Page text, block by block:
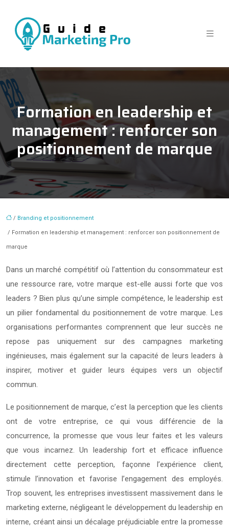
Formation en leadership et
management : renforcer son
positionnement de marque
/ Branding et positionnement
/ Formation en leadership et management : renforcer son positionnement de
marque
Dans un marché compétitif où l’attention du consommateur est
une ressource rare, votre marque est-elle aussi forte que vos
leaders ? Bien plus qu’une simple compétence, le leadership est
un pilier fondamental du positionnement de votre marque. Les
organisations performantes comprennent que leur succès ne
repose pas uniquement sur des campagnes marketing
ingénieuses, mais également sur la capacité de leurs leaders à
inspirer, motiver et guider leurs équipes vers un objectif
commun.
Le positionnement de marque, c’est la perception que les clients
ont de votre entreprise, ce qui vous différencie de la
concurrence, la promesse que vous leur faites et les valeurs
que vous incarnez. Un leadership fort et efficace influence
directement cette perception, façonne l’expérience client,
stimule l’innovation et favorise l’engagement des employés.
Trop souvent, les entreprises investissent massivement dans le
marketing externe, négligeant le développement du leadership en
interne, créant ainsi un décalage préjudiciable entre la promesse